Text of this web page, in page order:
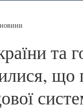
та